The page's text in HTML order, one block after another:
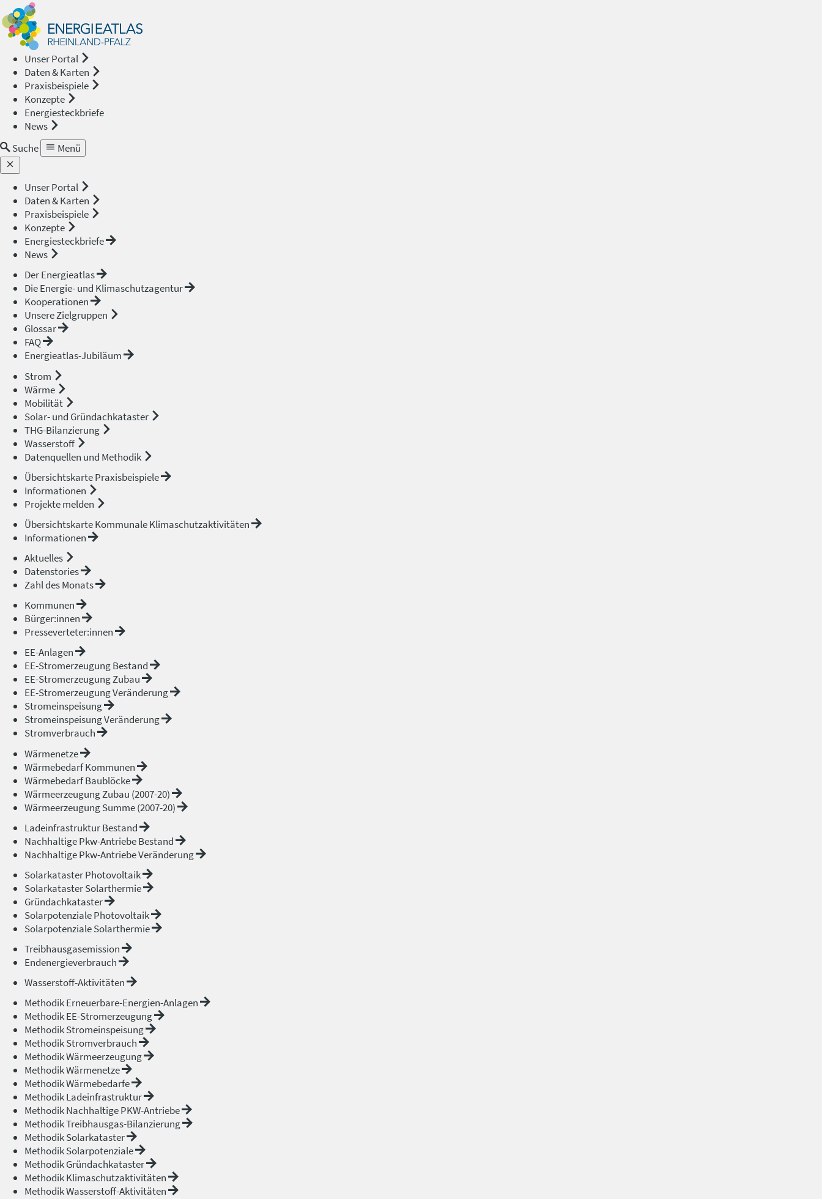
Unser Portal
Daten & Karten
Praxisbeispiele
Konzepte
Energiesteckbriefe
News
Suche
Menü
Unser Portal
Daten & Karten
Praxisbeispiele
Konzepte
Energiesteckbriefe
News
Der Energieatlas
Die Energie- und Klimaschutzagentur
Kooperationen
Unsere Zielgruppen
Glossar
FAQ
Energieatlas-Jubiläum
Strom
Wärme
Mobilität
Solar- und Gründachkataster
THG-Bilanzierung
Wasserstoff
Datenquellen und Methodik
Übersichtskarte Praxisbeispiele
Informationen
Projekte melden
Übersichtskarte Kommunale Klimaschutzaktivitäten
Informationen
Aktuelles
Datenstories
Zahl des Monats
Kommunen
Bürger:innen
Presseverteter:innen
EE-Anlagen
EE-Stromerzeugung Bestand
EE-Stromerzeugung Zubau
EE-Stromerzeugung Veränderung
Stromeinspeisung
Stromeinspeisung Veränderung
Stromverbrauch
Wärmenetze
Wärmebedarf Kommunen
Wärmebedarf Baublöcke
Wärmeerzeugung Zubau (2007-20)
Wärmeerzeugung Summe (2007-20)
Ladeinfrastruktur Bestand
Nachhaltige Pkw-Antriebe Bestand
Nachhaltige Pkw-Antriebe Veränderung
Solarkataster Photovoltaik
Solarkataster Solarthermie
Gründachkataster
Solarpotenziale Photovoltaik
Solarpotenziale Solarthermie
Treibhausgasemission
Endenergieverbrauch
Wasserstoff-Aktivitäten
Methodik Erneuerbare-Energien-Anlagen
Methodik EE-Stromerzeugung
Methodik Stromeinspeisung
Methodik Stromverbrauch
Methodik Wärmeerzeugung
Methodik Wärmenetze
Methodik Wärmebedarfe
Methodik Ladeinfrastruktur
Methodik Nachhaltige PKW-Antriebe
Methodik Treibhausgas-Bilanzierung
Methodik Solarkataster
Methodik Solarpotenziale
Methodik Gründachkataster
Methodik Klimaschutzaktivitäten
Methodik Wasserstoff-Aktivitäten